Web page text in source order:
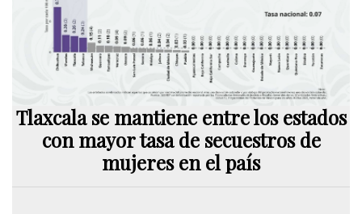
Tlaxcala se mantiene entre los estados
con mayor tasa de secuestros de
mujeres en el país